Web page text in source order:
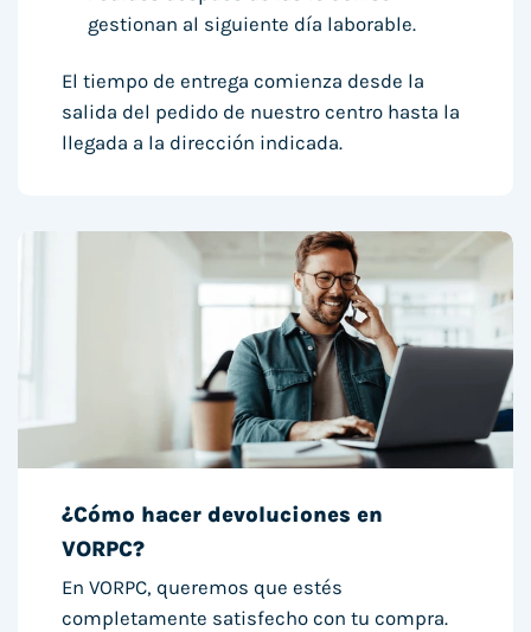
gestionan al siguiente día laborable.
El tiempo de entrega comienza desde la
salida del pedido de nuestro centro hasta la
llegada a la dirección indicada.
¿Cómo hacer devoluciones en
VORPC?
En VORPC, queremos que estés
completamente satisfecho con tu compra.